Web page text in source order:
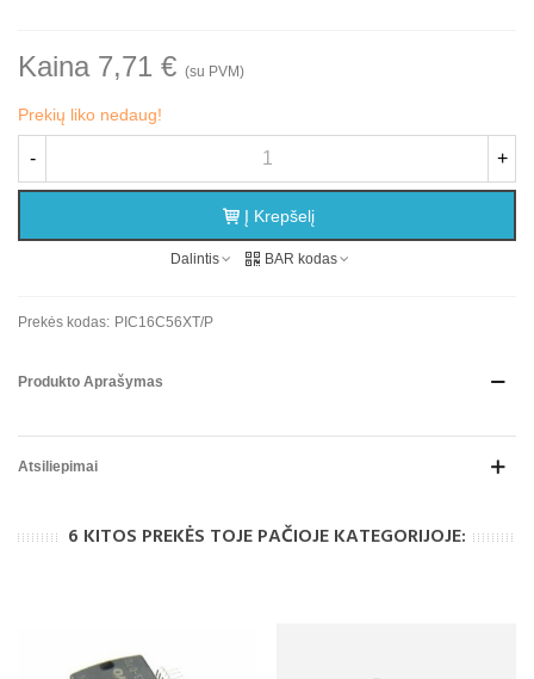
Kaina 7,71 € (su PVM)
Prekių liko nedaug!
- +
Į Krepšelį
Dalintis BAR kodas
Prekės kodas: PIC16C56XT/P
Produkto Aprašymas
Atsiliepimai
6 KITOS PREKĖS TOJE PAČIOJE KATEGORIJOJE: